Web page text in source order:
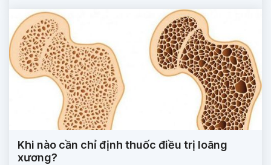
Khi nào cần chỉ định thuốc điều trị loãng
xương?